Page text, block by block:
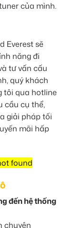
của mình.
Everest sẽ
năng đi
tư vấn cấu
quý khách
tôi qua hotline
cầu cụ thể,
giải pháp tối
mãi hấp
found
đến hệ thống
chuyên